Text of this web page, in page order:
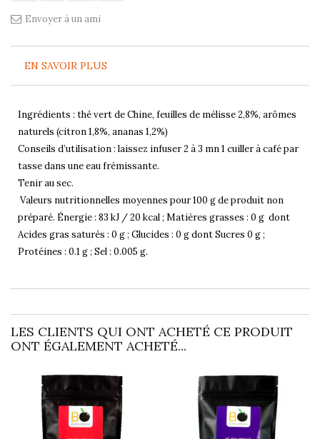
Envoyer à un ami
EN SAVOIR PLUS
Ingrédients : thé vert de Chine, feuilles de mélisse 2,8%, arômes
naturels (citron 1,8%, ananas 1,2%)
Conseils d’utilisation : laissez infuser 2 à 3 mn 1 cuiller à café par
tasse dans une eau frémissante.
Tenir au sec.
Valeurs nutritionnelles moyennes pour 100 g de produit non
préparé. Énergie : 83 kJ / 20 kcal ; Matières grasses : 0 g dont
Acides gras saturés : 0 g ; Glucides : 0 g dont Sucres 0 g ;
Protéines : 0.1 g ; Sel : 0.005 g.
LES CLIENTS QUI ONT ACHETÉ CE PRODUIT
ONT ÉGALEMENT ACHETÉ...